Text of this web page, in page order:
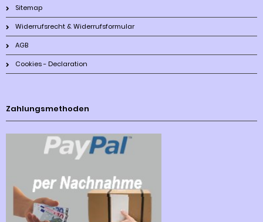
Sitemap
Widerrufsrecht & Widerrufsformular
AGB
Cookies - Declaration
Zahlungsmethoden